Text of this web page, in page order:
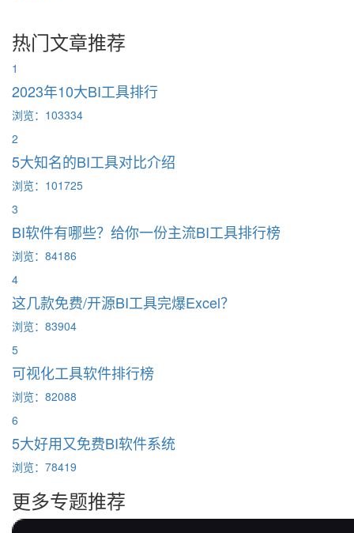
热门文章推荐
1
2023年10大BI工具排行
浏览：103334
2
5大知名的BI工具对比介绍
浏览：101725
3
BI软件有哪些？给你一份主流BI工具排行榜
浏览：84186
4
这几款免费/开源BI工具完爆Excel？
浏览：83904
5
可视化工具软件排行榜
浏览：82088
6
5大好用又免费BI软件系统
浏览：78419
更多专题推荐